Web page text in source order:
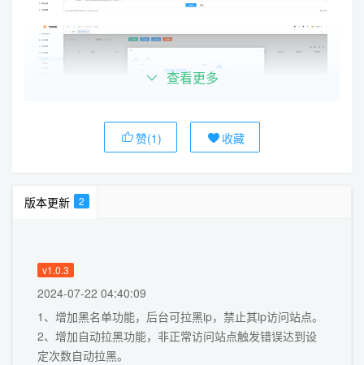
查看更多
赞(1) 收藏
版本更新 2
v1.0.3
2024-07-22 04:40:09
1、增加黑名单功能，后台可拉黑ip，禁止其ip访问站点。
2、增加自动拉黑功能，非正常访问站点触发错误达到设
定次数自动拉黑。